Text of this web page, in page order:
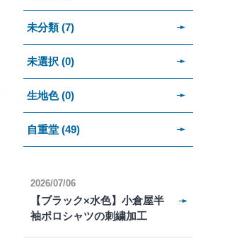
未分類 (7)
未選択 (0)
生地色 (0)
自重堂 (49)
2026/07/06
【ブラック×水色】小倉屋半
袖ポロシャツの刺繍加工